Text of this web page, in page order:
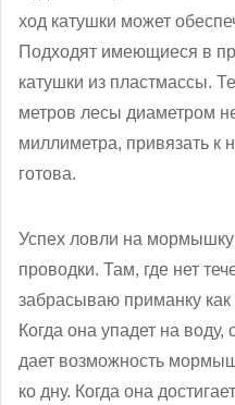
ход катушки может
Подходят имеющиеся в
катушки из пластмассы.
метров лесы диаметром
миллиметра, привязать к
готова.
Успех ловли на мормышку
проводки. Там, где нет
забрасываю приманку
Когда она упадет на воду,
дает возможность
ко дну. Когда она